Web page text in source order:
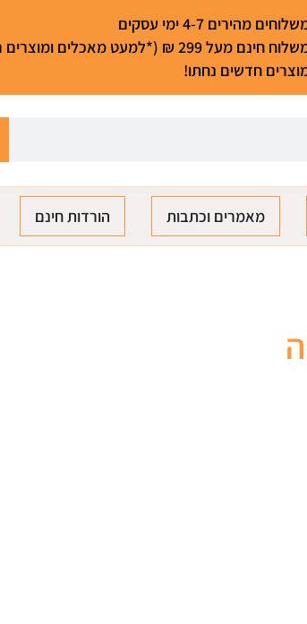
מהירים 4-7 ימי עסקים
חינם מעל 299 ₪ (*למעט מאכלים ומוצרים רגישים)
חדשים נחתו!
מאמרים וכתבות הורדות חינם